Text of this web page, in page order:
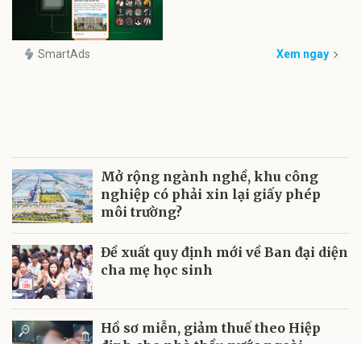
SmartAds Xem ngay
Mở rộng ngành nghề, khu công
nghiệp có phải xin lại giấy phép
môi trường?
Đề xuất quy định mới về Ban đại diện
cha mẹ học sinh
Hồ sơ miễn, giảm thuế theo Hiệp